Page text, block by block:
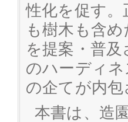
性化を促す
も樹木も含
を提案・普
のハーディ
の企てが内包
本書は、造